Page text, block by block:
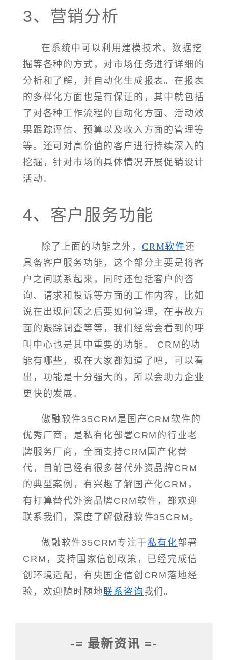
3、营销分析
在系统中可以利用建模技术、数据挖
掘等各种的方式，对市场任务进行详细的
分析和了解，并自动化生成报表。在报表
的多样化方面也是有保证的，其中就包括
了对各种工作流程的自动化方面、活动效
果跟踪评估、预算以及收入方面的管理等
等。还可对高价值的客户进行持续深入的
挖掘，针对市场的具体情况开展促销设计
活动。
4、客户服务功能
除了上面的功能之外， CRM软件还
具备客户服务功能，这个部分主要是将客
户之间联系起来，同时还包括客户的咨
询、请求和投诉等方面的工作内容，比如
说在出现问题之后要如何管理，在事故方
面的跟踪调查等等，我们经常会看到的呼
叫中心也是其中重要的功能。 CRM的功
能有哪些，现在大家都知道了吧，可以看
出，功能是十分强大的，所以会助力企业
更快的发展。
傲融软件35CRM是国产CRM软件的
优秀厂商，是私有化部署CRM的行业老
牌服务厂商，全面支持CRM国产化替
代，目前已经有很多替代外资品牌CRM
的典型案例，有兴趣了解国产化CRM，
有打算替代外资品牌CRM软件，都欢迎
联系我们，深度了解傲融软件35CRM。
傲融软件35CRM专注于私有化部署
CRM，支持国家信创政策，已经完成信
创环境适配，有央国企信创CRM落地经
验，欢迎随时随地联系咨询 我们。
-= 最新资讯 =-